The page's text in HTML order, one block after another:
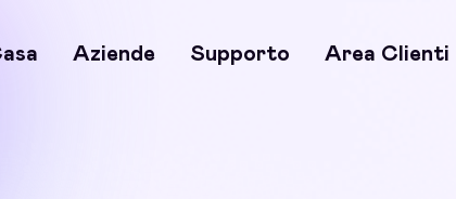
Aziende Supporto Area Clienti